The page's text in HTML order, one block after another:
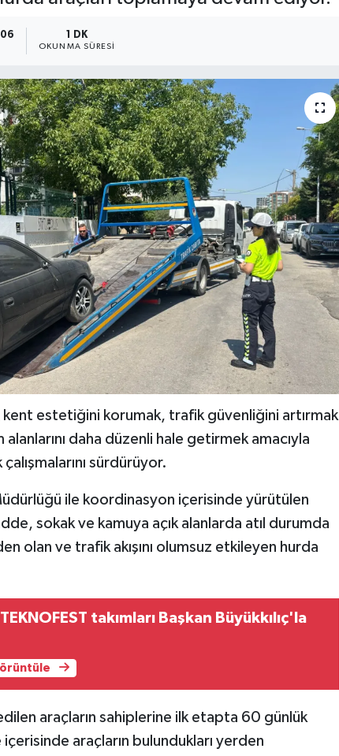
1 DK
OKUNMA SÜRESI
estetiğini korumak, trafik güvenliğini artırmak
daha düzenli hale getirmek amacıyla
sürdürüyor.
ile koordinasyon içerisinde yürütülen
sokak ve kamuya açık alanlarda atıl durumda
olan ve trafik akışını olumsuz etkileyen hurda
takımları Başkan Büyükkılıç'la
araçların sahiplerine ilk etapta 60 günlük
araçların bulundukları yerden